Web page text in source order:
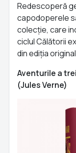
Redescoperă
capodoperele
colecție, care
ciclul Călătorii
din ediția
Aventurile a
(Jules Verne)